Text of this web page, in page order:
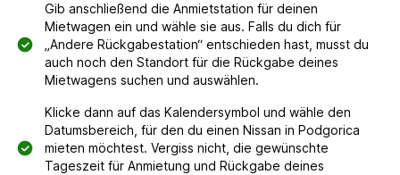
Gib anschließend die Anmietstation für deinen
Mietwagen ein und wähle sie aus. Falls du dich für
„Andere Rückgabestation“ entschieden hast, musst du
auch noch den Standort für die Rückgabe deines
Mietwagens suchen und auswählen.
Klicke dann auf das Kalendersymbol und wähle den
Datumsbereich, für den du einen Nissan in Podgorica
mieten möchtest. Vergiss nicht, die gewünschte
Tageszeit für Anmietung und Rückgabe deines